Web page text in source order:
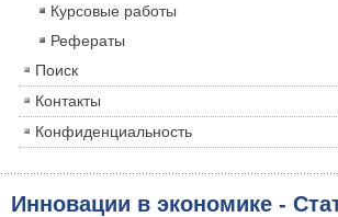
Курсовые работы
Рефераты
Поиск
Контакты
Конфиденциальность
Инновации в экономике -